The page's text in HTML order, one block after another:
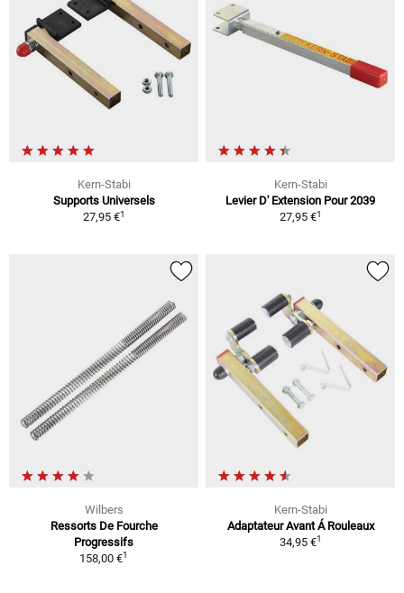
Kern-Stabi
Supports Universels
27,95 €1
Kern-Stabi
Levier D' Extension Pour 2039
27,95 €1
Wilbers
Ressorts De Fourche
Progressifs
158,00 €1
Kern-Stabi
Adaptateur Avant Á Rouleaux
34,95 €1